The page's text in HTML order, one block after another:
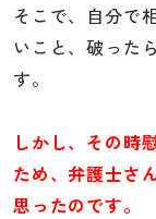
そこで、自分で
いこと、破った
す。
しかし、その時
ため、弁護士さ
思ったのです。